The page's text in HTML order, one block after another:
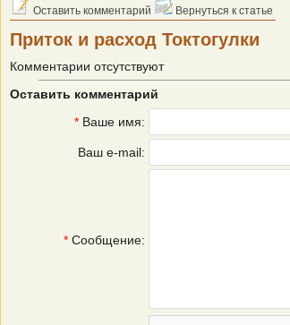
Оставить комментарий Вернуться к статье
Приток и расход Токтогулки
Комментарии отсутствуют
Оставить комментарий
* Ваше имя:
Ваш e-mail:
* Сообщение: